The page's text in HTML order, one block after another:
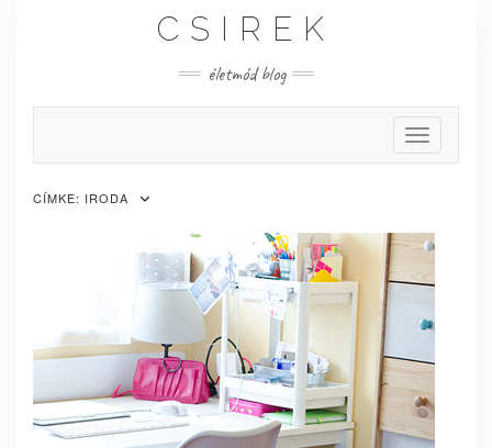
CSIREK
életmód blog
Toggle
CÍMKE: IRODA